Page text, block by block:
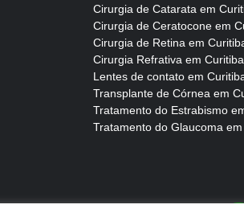
Cirurgia de Catarata em
Cirurgia de Ceratocone em
Cirurgia de Retina em
Cirurgia Refrativa em Curitiba
Lentes de contato em
Transplante de Córnea em
Tratamento do Estrabismo
Tratamento do Glaucoma